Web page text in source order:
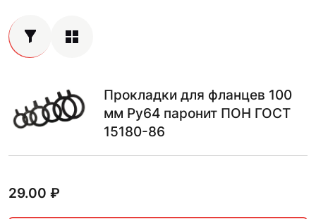
Прокладки для фланцев 100
мм Ру64 паронит ПОН ГОСТ
15180-86
29.00 ₽